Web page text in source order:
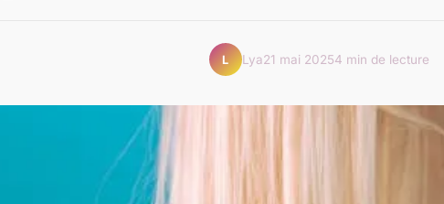
L Lya21 mai 20254 min de lecture